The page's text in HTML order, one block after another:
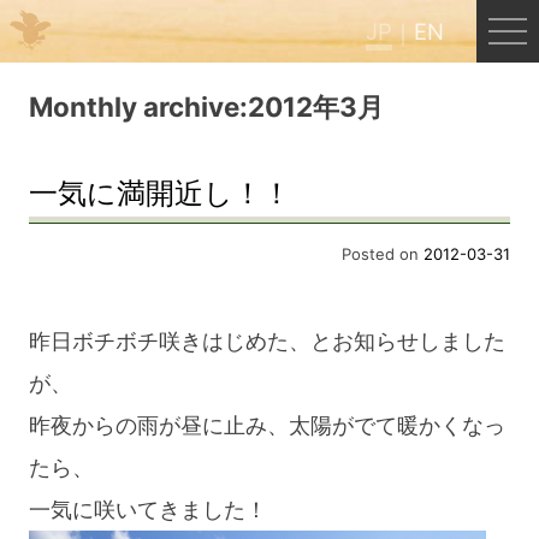
JP EN
Menu
EN
B&B Cafe ほんぐう
くまのエクスペリエンス
Monthly archive:2012年3月
一気に満開近し！！
Posted on 2012-03-31
昨日ボチボチ咲きはじめた、とお知らせしました
が、
昨夜からの雨が昼に止み、太陽がでて暖かくなっ
たら、
一気に咲いてきました！